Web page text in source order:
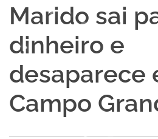
Marido sai
dinheiro e
desaparece
Campo